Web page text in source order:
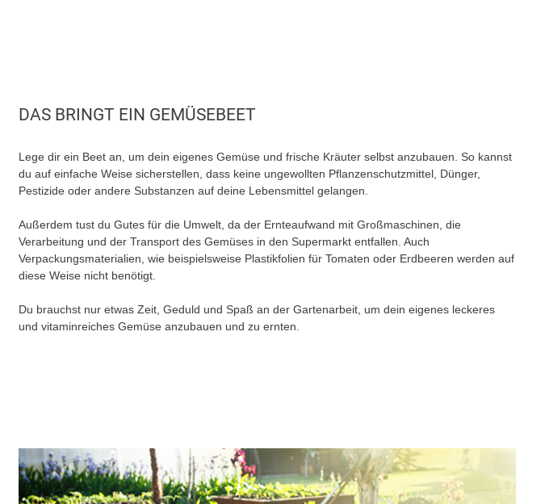
DAS BRINGT EIN GEMÜSEBEET
Lege dir ein Beet an, um dein eigenes Gemüse und frische Kräuter selbst anzubauen. So kannst
du auf einfache Weise sicherstellen, dass keine ungewollten Pflanzenschutzmittel, Dünger,
Pestizide oder andere Substanzen auf deine Lebensmittel gelangen.
Außerdem tust du Gutes für die Umwelt, da der Ernteaufwand mit Großmaschinen, die
Verarbeitung und der Transport des Gemüses in den Supermarkt entfallen. Auch
Verpackungsmaterialien, wie beispielsweise Plastikfolien für Tomaten oder Erdbeeren werden auf
diese Weise nicht benötigt.
Du brauchst nur etwas Zeit, Geduld und Spaß an der Gartenarbeit, um dein eigenes leckeres
und vitaminreiches Gemüse anzubauen und zu ernten.